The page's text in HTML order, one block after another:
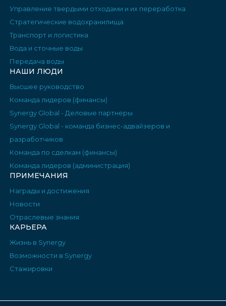
Управление твердыми отходами и их переработка
Стратегические водохранилища
Транспорт и логистика
Вода и сточные воды
Передача воды
НАШИ ЛЮДИ
Высшее руководство
Команда лидеров (финансы)
Synergy Global - Деловые партнеры
Synergy Global - команда бизнес-адвайзеров и
разработчиков
Команда по сделкам (финансы)
Команда лидеров (администрация)
ПРИМЕЧАНИЯ
Награды и достижения
Новости
Отраслевые знания
КАРЬЕРА
Жизнь в Synergy
Возможности в Synergy
Стажировки